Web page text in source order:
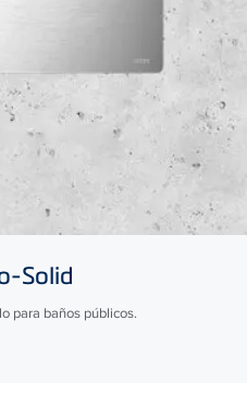
Solid
para baños públicos.